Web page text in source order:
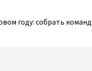
году: собрать